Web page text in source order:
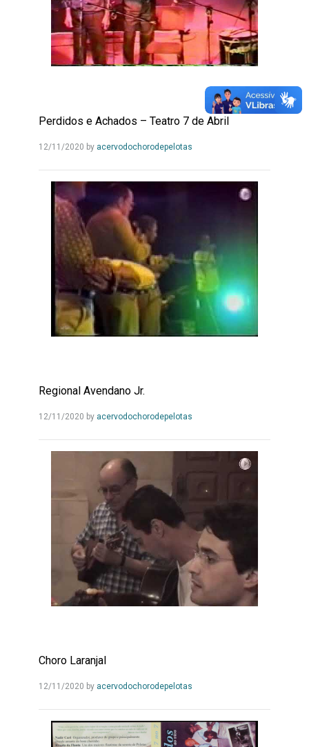
Perdidos e Achados – Teatro 7 de Abril
12/11/2020 by acervodochorodepelotasLeia
Regional Avendano Jr.
12/11/2020 by acervodochorodepelotasLeia
Choro Laranjal
12/11/2020 by acervodochorodepelotasLeia